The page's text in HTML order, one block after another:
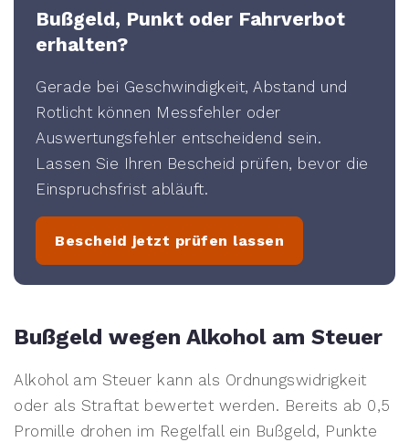
Bußgeld, Punkt oder Fahrverbot
erhalten?
Gerade bei Geschwindigkeit, Abstand und
Rotlicht können Messfehler oder
Auswertungsfehler entscheidend sein.
Lassen Sie Ihren Bescheid prüfen, bevor die
Einspruchsfrist abläuft.
Bescheid jetzt prüfen lassen
Bußgeld wegen Alkohol am Steuer
Alkohol am Steuer kann als Ordnungswidrigkeit
oder als Straftat bewertet werden. Bereits ab 0,5
Promille drohen im Regelfall ein Bußgeld, Punkte